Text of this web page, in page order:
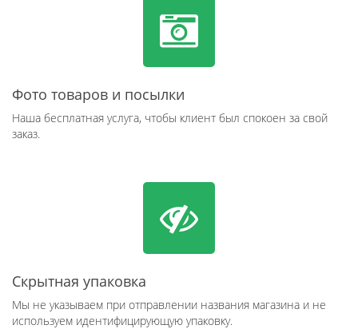
Фото товаров и посылки
Наша бесплатная услуга, чтобы клиент был спокоен за свой
заказ.
Скрытная упаковка
Мы не указываем при отправлении названия магазина и не
используем идентифицирующую упаковку.